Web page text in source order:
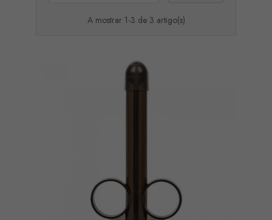
A mostrar 1-3 de 3 artigo(s)